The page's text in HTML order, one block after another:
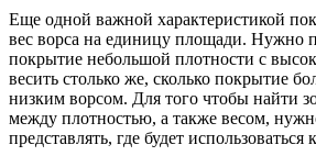
Еще одной важной характеристикой
вес ворса на единицу площади. Нужно
покрытие небольшой плотности с
весить столько же, сколько покрытие
низким ворсом. Для того чтобы найти
между плотностью, а также весом,
представлять, где будет